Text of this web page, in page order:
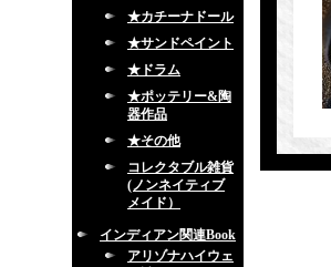
★カチーナドール
★サンドペイント
★ドラム
★ポッテリー&陶
器作品
★その他
コレクタブル雑貨
(ノンネイティブ
メイド）
インディアン関連Book
アリゾナハイウェ